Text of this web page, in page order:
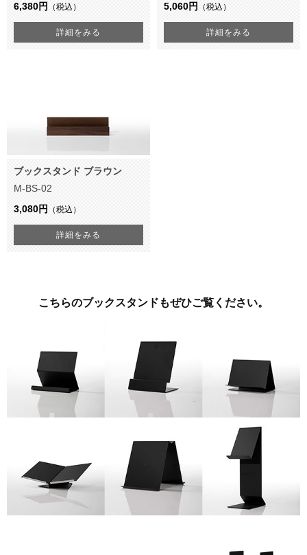
6,380円
（税込）
詳細をみる
5,060円
（税込）
詳細をみる
ブックスタンド ブラウン
M-BS-02
3,080円
（税込）
詳細をみる
こちらのブックスタンドもぜひご覧ください。